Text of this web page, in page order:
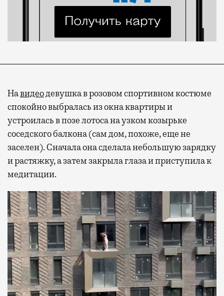
Навидеодевушка в розовом спортивном костюме
спокойно выбралась из окна квартиры и
устроилась в позе лотоса на узком козырьке
соседского балкона (сам дом, похоже, еще не
заселен). Сначала она сделала небольшую зарядку
и растяжку, а затем закрыла глаза и приступила к
медитации.